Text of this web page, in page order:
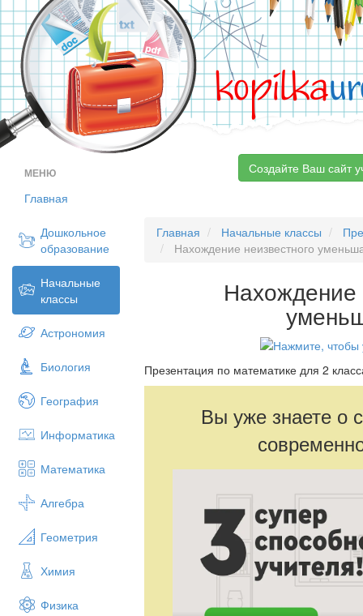
kopilka
МЕНЮ
Главная
Дошкольное
образование
Начальные
классы
Астрономия
Биология
География
Информатика
Математика
Алгебра
Геометрия
Химия
Физика
Создайте Ваш сайт
Главная Начальные классы
Нахождение неизвестного
Нахождение
Презентация по математике для 2
Вы уже знаете о